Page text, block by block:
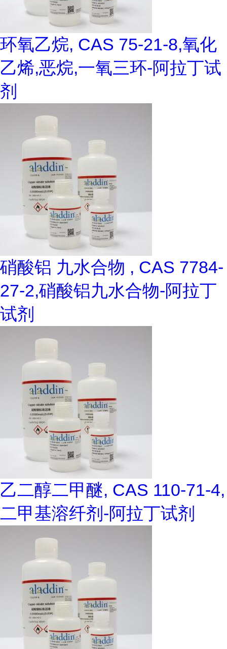
环氧乙烷, CAS 75-21-8,氧化
乙烯,恶烷,一氧三环-阿拉丁试
剂
硝酸铝 九水合物 , CAS 7784-
27-2,硝酸铝九水合物-阿拉丁
试剂
乙二醇二甲醚, CAS 110-71-4,
二甲基溶纤剂-阿拉丁试剂